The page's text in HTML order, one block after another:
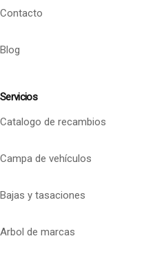
Contacto
Blog
Servicios
Catalogo de recambios
Campa de vehículos
Bajas y tasaciones
Arbol de marcas